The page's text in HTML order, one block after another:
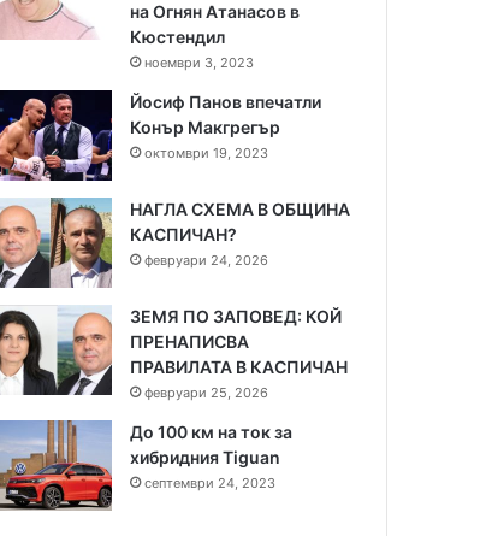
на Огнян Атанасов в
Кюстендил
ноември 3, 2023
Йосиф Панов впечатли
Конър Макгрегър
октомври 19, 2023
НАГЛА СХЕМА В ОБЩИНА
КАСПИЧАН?
февруари 24, 2026
ЗЕМЯ ПО ЗАПОВЕД: КОЙ
ПРЕНАПИСВА
ПРАВИЛАТА В КАСПИЧАН
февруари 25, 2026
До 100 км на ток за
хибридния Tiguan
септември 24, 2023